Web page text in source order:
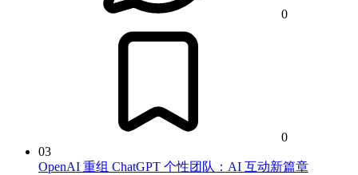
0
0
03
OpenAI 重组 ChatGPT 个性团队：AI 互动新篇章